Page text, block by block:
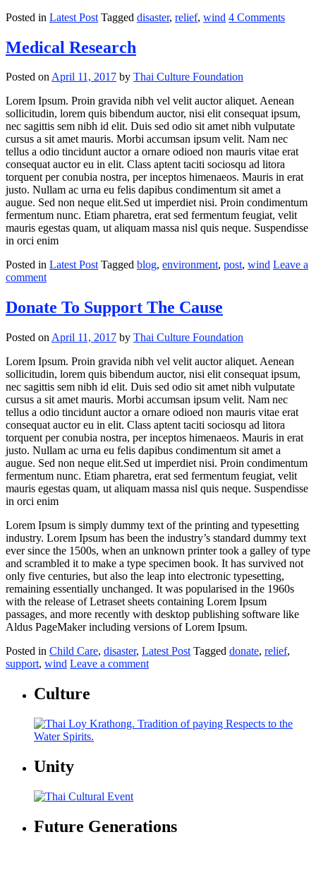
Posted in Latest Post Tagged disaster, relief, wind 4 Comments
Medical Research
Posted onApril 11, 2017 by Thai Culture Foundation
Lorem Ipsum. Proin gravida nibh vel velit auctor aliquet. Aenean
sollicitudin, lorem quis bibendum auctor, nisi elit consequat ipsum,
nec sagittis sem nibh id elit. Duis sed odio sit amet nibh vulputate
cursus a sit amet mauris. Morbi accumsan ipsum velit. Nam nec
tellus a odio tincidunt auctor a ornare odioed non mauris vitae erat
consequat auctor eu in elit. Class aptent taciti sociosqu ad litora
torquent per conubia nostra, per inceptos himenaeos. Mauris in erat
justo. Nullam ac urna eu felis dapibus condimentum sit amet a
augue. Sed non neque elit.Sed ut imperdiet nisi. Proin condimentum
fermentum nunc. Etiam pharetra, erat sed fermentum feugiat, velit
mauris egestas quam, ut aliquam massa nisl quis neque. Suspendisse
in orci enim
Posted in Latest Post Tagged blog, environment, post, wind Leave a
comment
Donate To Support The Cause
Posted on April 11, 2017 by Thai Culture Foundation
Lorem Ipsum. Proin gravida nibh vel velit auctor aliquet. Aenean
sollicitudin, lorem quis bibendum auctor, nisi elit consequat ipsum,
nec sagittis sem nibh id elit. Duis sed odio sit amet nibh vulputate
cursus a sit amet mauris. Morbi accumsan ipsum velit. Nam nec
tellus a odio tincidunt auctor a ornare odioed non mauris vitae erat
consequat auctor eu in elit. Class aptent taciti sociosqu ad litora
torquent per conubia nostra, per inceptos himenaeos. Mauris in erat
justo. Nullam ac urna eu felis dapibus condimentum sit amet a
augue. Sed non neque elit.Sed ut imperdiet nisi. Proin condimentum
fermentum nunc. Etiam pharetra, erat sed fermentum feugiat, velit
mauris egestas quam, ut aliquam massa nisl quis neque. Suspendisse
in orci enim
Lorem Ipsum is simply dummy text of the printing and typesetting
industry. Lorem Ipsum has been the industry’s standard dummy text
ever since the 1500s, when an unknown printer took a galley of type
and scrambled it to make a type specimen book. It has survived not
only five centuries, but also the leap into electronic typesetting,
remaining essentially unchanged. It was popularised in the 1960s
with the release of Letraset sheets containing Lorem Ipsum
passages, and more recently with desktop publishing software like
Aldus PageMaker including versions of Lorem Ipsum.
Posted in Child Care, disaster, Latest Post Tagged donate, relief,
support, wind Leave a comment
Culture
Unity
Future Generations